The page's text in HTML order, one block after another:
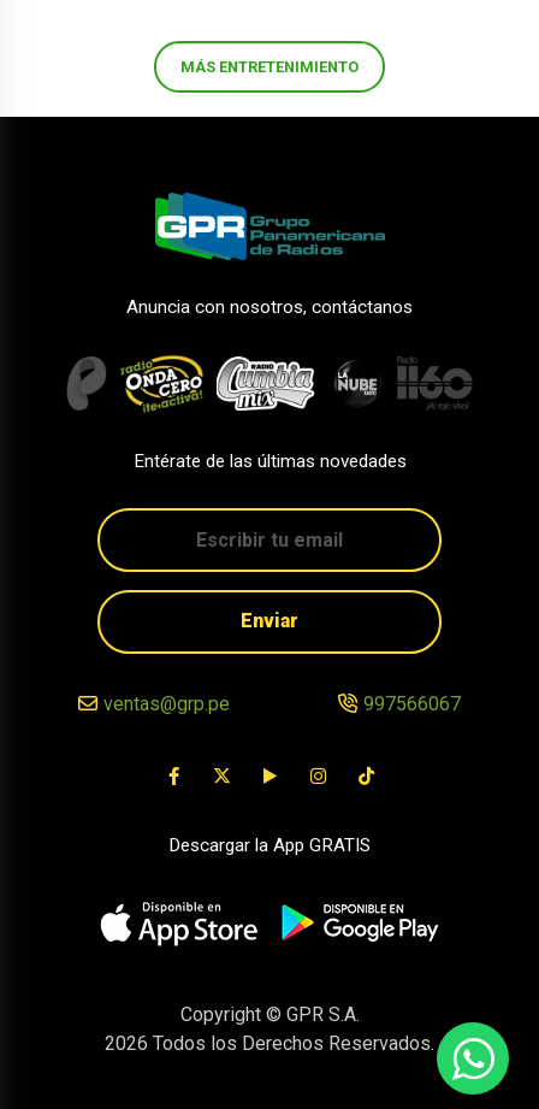
MÁS ENTRETENIMIENTO
Anuncia con nosotros, contáctanos
Entérate de las últimas novedades
Enviar
ventas@grp.pe 997566067
Descargar la App GRATIS
Copyright © GPR S.A.
2026 Todos los Derechos Reservados.